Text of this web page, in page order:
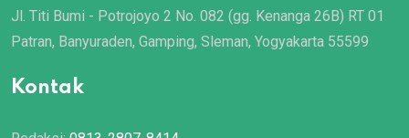
Jl. Titi Bumi - Potrojoyo 2 No. 082 (gg. Kenanga 26B) RT 01
Patran, Banyuraden, Gamping, Sleman, Yogyakarta 55599
Kontak